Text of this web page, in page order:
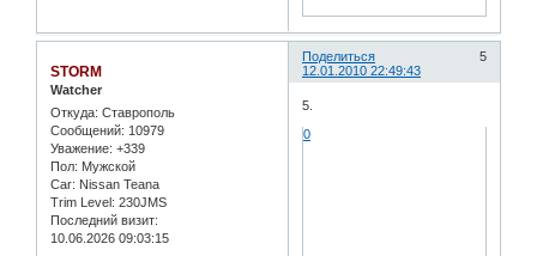
Поделиться
5
12.01.2010 22:49:43
STORM
Watcher
Откуда: Ставрополь
Сообщений: 10979
Уважение: +339
Пол: Мужской
Car: Nissan Teana
Trim Level: 230JMS
Последний визит:
10.06.2026 09:03:15
5.
0